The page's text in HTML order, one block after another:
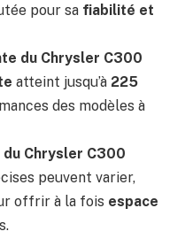
pour sa fiabilité et
du Chrysler C300
atteint jusqu’à 225
des modèles à
Chrysler C300
peuvent varier,
offrir à la fois espace